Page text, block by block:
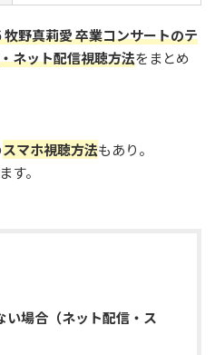
野真莉愛 卒業コンサートのテ
ネット配信視聴方法をまとめ
スマホ視聴方法もあり。
す。
い場合（ネット配信・ス